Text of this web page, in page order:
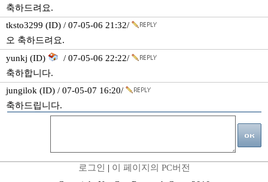
축하드려요.
tksto3299 (ID) / 07-05-06 21:32/
오 축하드려요.
yunkj (ID)
/ 07-05-06 22:22/
축하합니다.
jungilok (ID) / 07-05-07 16:20/
축하드립니다.
로그인 | 이 페이지의 PC버전